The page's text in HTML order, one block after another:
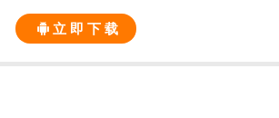
立 即 下 载